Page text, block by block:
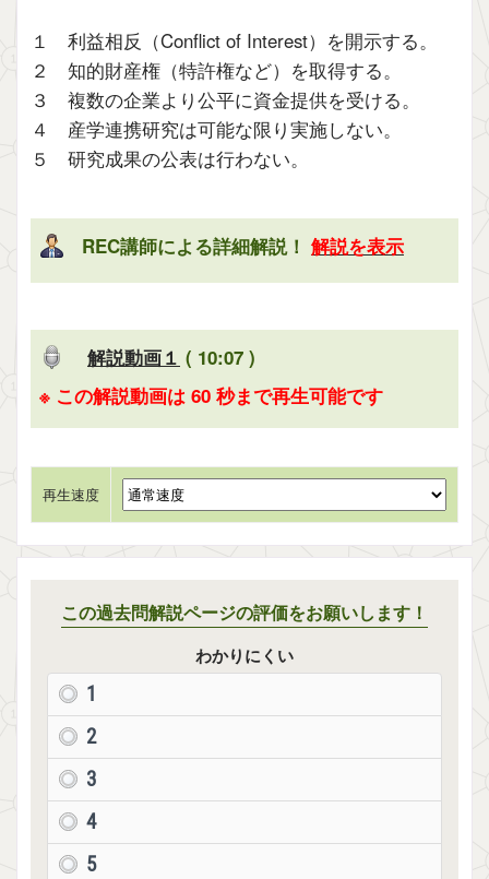
１ 利益相反（Conflict of Interest）を開示する。
２ 知的財産権（特許権など）を取得する。
３ 複数の企業より公平に資金提供を受ける。
４ 産学連携研究は可能な限り実施しない。
５ 研究成果の公表は行わない。
REC講師による詳細解説！ 解説を表示
解説動画１ ( 10:07 )
※ この解説動画は 60 秒まで再生可能です
再生速度
この過去問解説ページの評価をお願いします！
わかりにくい
1
2
3
4
5